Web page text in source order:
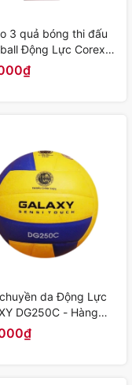
3 quả bóng thi đấu
Động Lực Corex
Chính Hãng
da Động Lực
DG250C - Hàng
Hãng